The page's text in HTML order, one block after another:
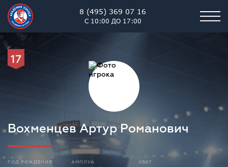
8 (495) 369 07 16
С 10:00 ДО 17:00
17
Вохменцев Артур Романович
ГОД РОЖДЕНИЯ АМПЛУА ХВАТ